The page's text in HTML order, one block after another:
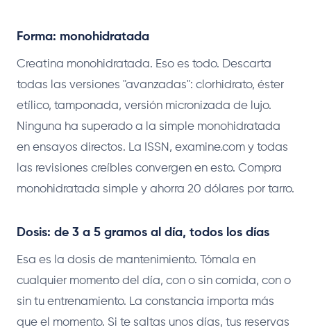
Forma: monohidratada
Creatina monohidratada. Eso es todo. Descarta
todas las versiones "avanzadas": clorhidrato, éster
etílico, tamponada, versión micronizada de lujo.
Ninguna ha superado a la simple monohidratada
en ensayos directos. La ISSN, examine.com y todas
las revisiones creíbles convergen en esto. Compra
monohidratada simple y ahorra 20 dólares por tarro.
Dosis: de 3 a 5 gramos al día, todos los días
Esa es la dosis de mantenimiento. Tómala en
cualquier momento del día, con o sin comida, con o
sin tu entrenamiento. La constancia importa más
que el momento. Si te saltas unos días, tus reservas